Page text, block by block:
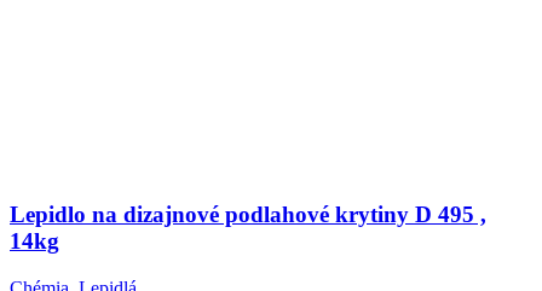
Lepidlo na dizajnové podlahové krytiny D 495 ,
14kg